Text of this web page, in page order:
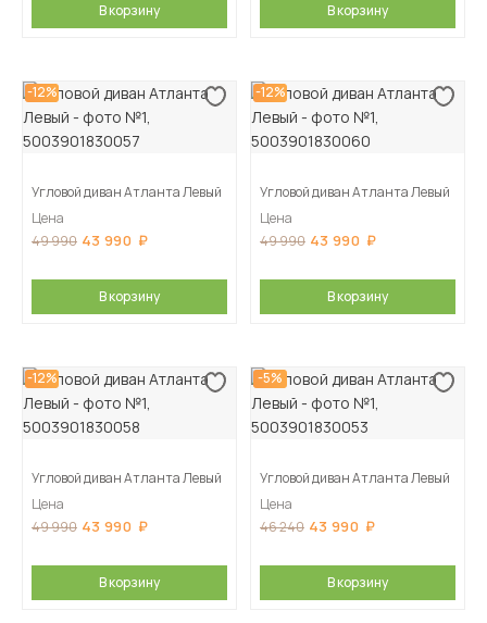
В корзину В корзину
-12%
Угловой диван Атланта Левый
Цена
49 990 43 990
В корзину
-12%
Угловой диван Атланта Левый
Цена
49 990 43 990
В корзину
-12%
Угловой диван Атланта Левый
Цена
49 990 43 990
В корзину
-5%
Угловой диван Атланта Левый
Цена
46 240 43 990
В корзину